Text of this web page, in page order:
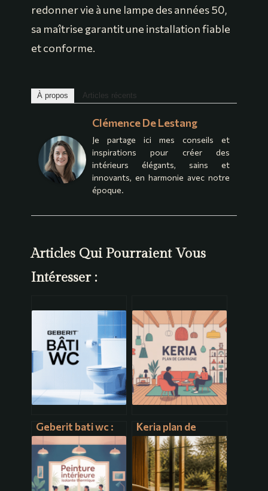
redonner vie à une lampe des années 50,
sa maîtrise garantit une installation fiable
et conforme.
À propos Articles récents
Clémence De Lestang
Je partage ici mes conseils et
inspirations pour créer des
intérieurs élégants, sains et
innovants, en harmonie avec notre
époque.
Articles Qui Pourraient Vous
Intéresser :
Geberit bati wc :
guide complet
pour bien choisir
et installer
Keria plan de
campagne :
comment choisir
et réussir votre
projet d’éclairage